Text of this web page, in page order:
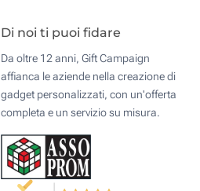
Di noi ti puoi fidare
Da oltre 12 anni, Gift Campaign
affianca le aziende nella creazione di
gadget personalizzati, con un'offerta
completa e un servizio su misura.